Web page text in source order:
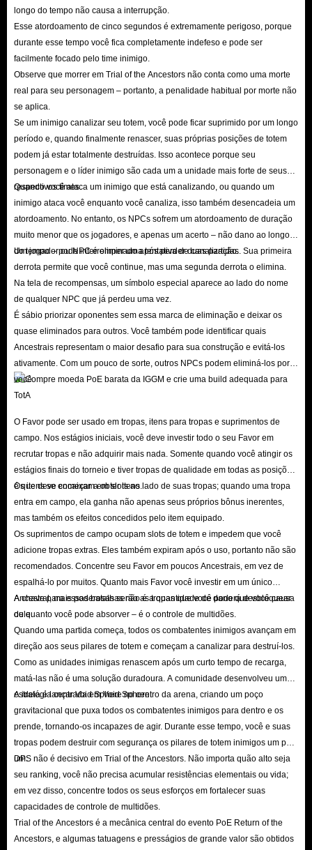
R: Absolutamente. A IGGM opera no mercado de negociação de moedas de
Path of Exile há muitos anos e tem uma excelente reputação em
plataformas sociais como X, Facebook e Discord. Além disso, a nossa
elevada classificação de 4,8/5 no Trustpilot e na Google Play Store
comprova plenamente as nossas afirmações. Até à data, recebemos mais de
150 mil avaliações genuínas de utilizadores no nosso website e no
Trustpilot, sendo que 95% delas são avaliações de cinco estrelas. Uma base
de dados tão grande é impossível de falsificar, por isso a IGGM é
P: Que métodos de pagamento estão disponíveis para comprar
moeda?
R: Compreendemos que os utilizadores em diferentes países e regiões têm
hábitos de pagamento diferentes, pelo que oferecemos uma variedade de
métodos de pagamento verificados e seguros, incluindo PayPal, cartões de
crédito, Google Pay, Apple Pay e outros métodos de pagamento locais.
Pode escolher o método que melhor se adapta às suas preferências para
comprar moeda do Path of Exile.
Se tiver mais alguma dúvida durante o processo de compra, clique em
Serviço de Apoio ao Cliente no canto inferior direito do ecrã para obter a
nossa ajuda. Responderemos o mais breve possível!
Sobre o Path of Exile
de 2013. Para aumentar a popularidade e o frescor do jogo, a GGG
adicionará uma nova expansão ao Path of Exile a cada três meses, que
inclui correções de patches e um novo desafio. liga. Hoje, o status do Path
of Exile no campo ARPG é quase igual ao de Diablo.
Orbe Divina do POE
Orbe Divina é um item monetário comum em Path of Exile que pode ser
utilizado para relançar todos os modificadores explícitos aleatórios num
equipamento. Como moeda de alto valor, os Divinos desempenham um
papel vital na economia do jogo e são considerados o padrão básico para a
troca de itens de alto valor entre jogadores.
Normalmente, os Orbes Divinos são obtidos através de itens aleatórios
recolhidos de bosses e monstros de mapas de nível elevado, mas também
podem ser obtidos através de mecânicas específicas de ligas. Eis alguns
métodos de recolha de Orbes Divinas em Path of Exile que vale a pena
considerar:
Recolha de itens em mapas de nível alto: Execute mapas com alta
densidade de monstros e modificadores de quantidade, e aumente ainda
longo do tempo não causa a interrupção.
Esse atordoamento de cinco segundos é extremamente perigoso, porque
durante esse tempo você fica completamente indefeso e pode ser
facilmente focado pelo time inimigo.
Observe que morrer em Trial of the Ancestors não conta como uma morte
real para seu personagem – portanto, a penalidade habitual por morte não
se aplica.
Se um inimigo canalizar seu totem, você pode ficar suprimido por um longo
período e, quando finalmente renascer, suas próprias posições de totem
podem já estar totalmente destruídas. Isso acontece porque seu
personagem e o líder inimigo são cada um a unidade mais forte de seus
respectivos times.
Quando você ataca um inimigo que está canalizando, ou quando um
inimigo ataca você enquanto você canaliza, isso também desencadeia um
atordoamento. No entanto, os NPCs sofrem um atordoamento de duração
muito menor que os jogadores, e apenas um acerto – não dano ao longo
do tempo – pode interromper uma tentativa de canalização.
Um jogador ou NPC é eliminado após perder duas partidas. Sua primeira
derrota permite que você continue, mas uma segunda derrota o elimina.
Na tela de recompensas, um símbolo especial aparece ao lado do nome
de qualquer NPC que já perdeu uma vez.
É sábio priorizar oponentes sem essa marca de eliminação e deixar os
quase eliminados para outros. Você também pode identificar quais
Ancestrais representam o maior desafio para sua construção e evitá-los
ativamente. Com um pouco de sorte, outros NPCs podem eliminá-los por
você.
O Favor pode ser usado em tropas, itens para tropas e suprimentos de
campo. Nos estágios iniciais, você deve investir todo o seu Favor em
recrutar tropas e não adquirir mais nada. Somente quando você atingir os
estágios finais do torneio e tiver tropas de qualidade em todas as posições
é que deve começar a obter itens.
Os itens se encaixam em slots ao lado de suas tropas; quando uma tropa
entra em campo, ela ganha não apenas seus próprios bônus inerentes,
mas também os efeitos concedidos pelo item equipado.
Os suprimentos de campo ocupam slots de totem e impedem que você
adicione tropas extras. Eles também expiram após o uso, portanto não são
recomendados. Concentre seu Favor em poucos Ancestrais, em vez de
espalhá-lo por muitos. Quanto mais Favor você investir em um único
Ancestral, mais poderosas serão as tropas que você poderá desbloquear
dele.
A chave para essas batalhas não é a quantidade de dano que você causa
ou quanto você pode absorver – é o controle de multidões.
Quando uma partida começa, todos os combatentes inimigos avançam em
direção aos seus pilares de totem e começam a canalizar para destruí-los.
Como as unidades inimigas renascem após um curto tempo de recarga,
matá-las não é uma solução duradoura. A comunidade desenvolveu uma
estratégia centrada em Void Sphere.
A ideia é lançar Void Sphere no centro da arena, criando um poço
gravitacional que puxa todos os combatentes inimigos para dentro e os
prende, tornando-os incapazes de agir. Durante esse tempo, você e suas
tropas podem destruir com segurança os pilares de totem inimigos um por
um.
DPS não é decisivo em Trial of the Ancestors. Não importa quão alto seja
seu ranking, você não precisa acumular resistências elementais ou vida;
em vez disso, concentre todos os seus esforços em fortalecer suas
capacidades de controle de multidões.
Trial of the Ancestors é a mecânica central do evento PoE Return of the
Ancestors, e algumas tatuagens e presságios de grande valor são obtidos